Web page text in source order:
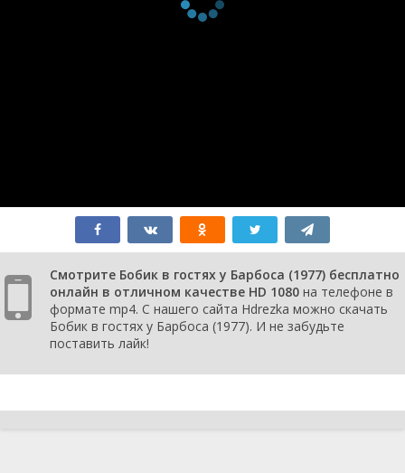
Смотрите Бобик в гостях у Барбоса (1977) бесплатно
онлайн в отличном качестве HD 1080 на телефоне в
формате mp4. С нашего сайта Hdrezka можно скачать
Бобик в гостях у Барбоса (1977). И не забудьте
поставить лайк!